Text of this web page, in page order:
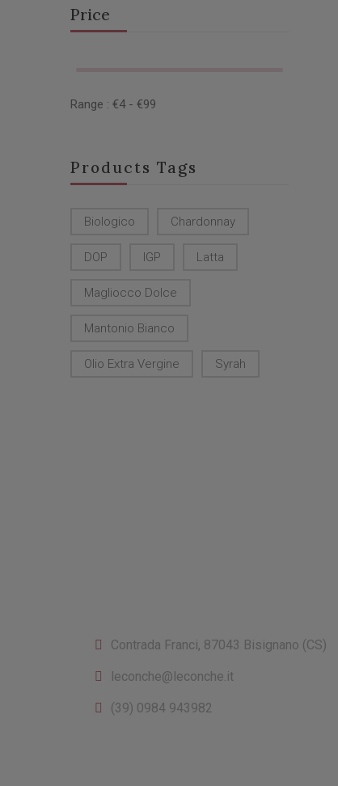
Price
Range : €4 - €99
Products Tags
Biologico Chardonnay
DOP IGP Latta
Magliocco Dolce
Mantonio Bianco
Olio Extra Vergine Syrah
Contrada Franci, 87043 Bisignano (CS)
leconche@leconche.it
(39) 0984 943982